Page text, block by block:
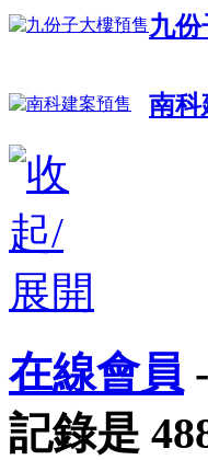
九份
南科
在線會員 -
記錄是